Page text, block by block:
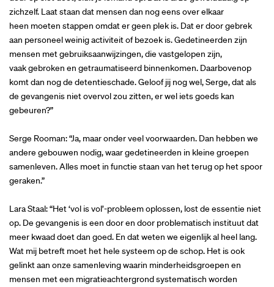
zichzelf. Laat staan dat mensen dan nog eens over elkaar
heen moeten stappen omdat er geen plek is. Dat er door gebrek
aan personeel weinig activiteit of bezoek is. Gedetineerden zijn
mensen met gebruiksaanwijzingen, die vastgelopen zijn,
vaak gebroken en getraumatiseerd binnenkomen. Daarbovenop
komt dan nog de detentieschade. Geloof jij nog wel, Serge, dat als
de gevangenis niet overvol zou zitten, er wel iets goeds kan
gebeuren?”
Serge Rooman: “Ja, maar onder veel voorwaarden. Dan hebben we
andere gebouwen nodig, waar gedetineerden in kleine groepen
samenleven. Alles moet in functie staan van het terug op het spoor
geraken.”
Lara Staal: “Het ‘vol is vol’-probleem oplossen, lost de essentie niet
op. De gevangenis is een door en door problematisch instituut dat
meer kwaad doet dan goed. En dat weten we eigenlijk al heel lang.
Wat mij betreft moet het hele systeem op de schop. Het is ook
gelinkt aan onze samenleving waarin minderheidsgroepen en
mensen met een migratieachtergrond systematisch worden